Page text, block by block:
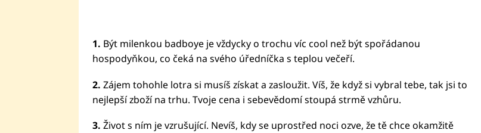
1. Být milenkou badboye je vždycky o trochu víc cool než být spořádanou
hospodyňkou, co čeká na svého úředníčka s teplou večeří.
2. Zájem tohohle lotra si musíš získat a zasloužit. Víš, že když si vybral tebe, tak jsi to
nejlepší zboží na trhu. Tvoje cena i sebevědomí stoupá strmě vzhůru.
3. Život s ním je vzrušující. Nevíš, kdy se uprostřed noci ozve, že tě chce okamžitě